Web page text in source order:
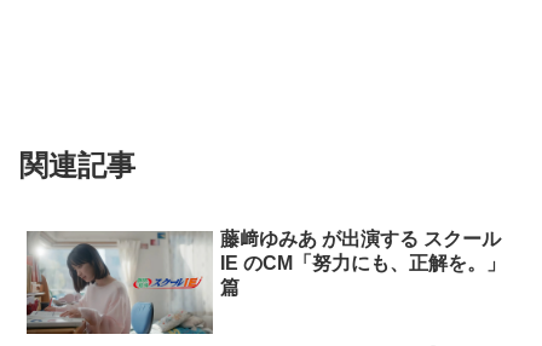
関連記事
藤﨑ゆみあ が出演する スクール
IE のCM「努力にも、正解を。」
篇